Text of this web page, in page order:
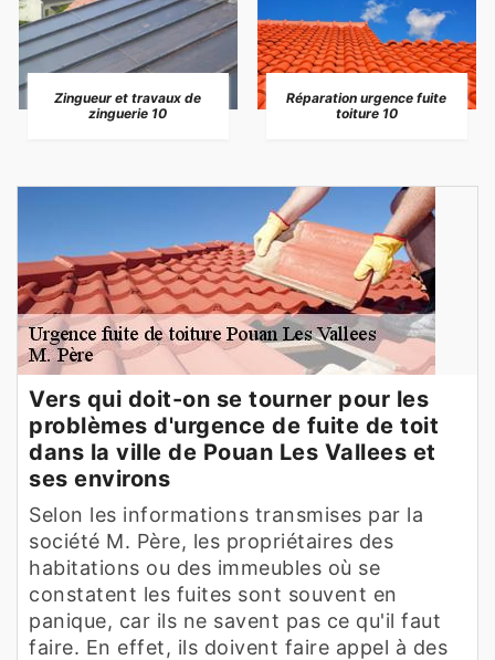
Zingueur et travaux de
zinguerie 10
Réparation urgence fuite
toiture 10
Vers qui doit-on se tourner pour les
problèmes d'urgence de fuite de toit
dans la ville de Pouan Les Vallees et
ses environs
Selon les informations transmises par la
société M. Père, les propriétaires des
habitations ou des immeubles où se
constatent les fuites sont souvent en
panique, car ils ne savent pas ce qu'il faut
faire. En effet, ils doivent faire appel à des